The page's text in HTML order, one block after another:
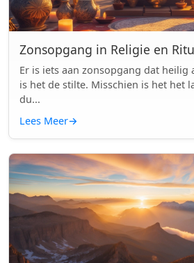
Zonsopgang in Religie en
Er is iets aan zonsopgang dat heilig
is het de stilte. Misschien is het het
du...
Lees Meer→